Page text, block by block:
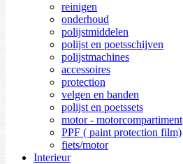
reinigen
onderhoud
polijstmiddelen
polijst en poetsschijven
polijstmachines
accessoires
protection
velgen en banden
polijst en poetssets
motor - motorcompartiment
PPF ( paint protection film)
fiets/motor
Interieur